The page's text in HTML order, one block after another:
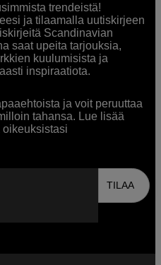
trendeistä!
ja tilaamalla uutiskirjeen
Scandinavian
saat upeita tarjouksia,
kuulumisista ja
inspiraatiota.
ja voit peruuttaa
tahansa. Lue lisää
TILAA